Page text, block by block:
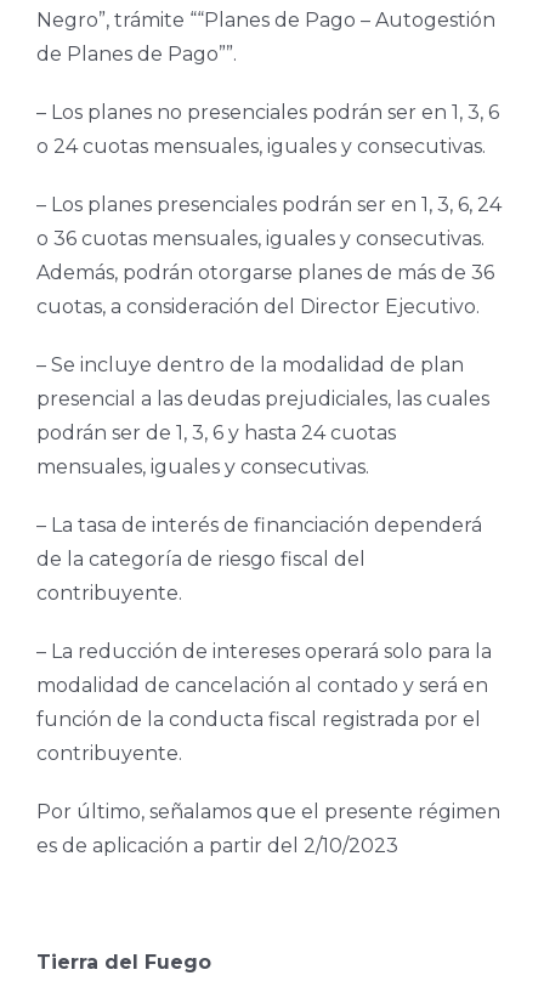
Negro”, trámite ““Planes de Pago – Autogestión
de Planes de Pago””.
– Los planes no presenciales podrán ser en 1, 3, 6
o 24 cuotas mensuales, iguales y consecutivas.
– Los planes presenciales podrán ser en 1, 3, 6, 24
o 36 cuotas mensuales, iguales y consecutivas.
Además, podrán otorgarse planes de más de 36
cuotas, a consideración del Director Ejecutivo.
– Se incluye dentro de la modalidad de plan
presencial a las deudas prejudiciales, las cuales
podrán ser de 1, 3, 6 y hasta 24 cuotas
mensuales, iguales y consecutivas.
– La tasa de interés de financiación dependerá
de la categoría de riesgo fiscal del
contribuyente.
– La reducción de intereses operará solo para la
modalidad de cancelación al contado y será en
función de la conducta fiscal registrada por el
contribuyente.
Por último, señalamos que el presente régimen
es de aplicación a partir del 2/10/2023
Tierra del Fuego